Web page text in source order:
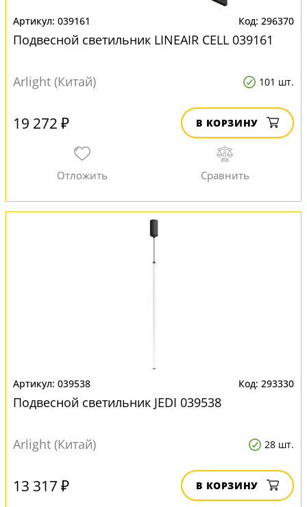
039161 296370
Подвесной светильник LINEAIR CELL 039161
Arlight (Китай) 101 шт.
19 272 ₽ В КОРЗИНУ
039538 293330
Подвесной светильник JEDI 039538
Arlight (Китай) 28 шт.
13 317 ₽ В КОРЗИНУ